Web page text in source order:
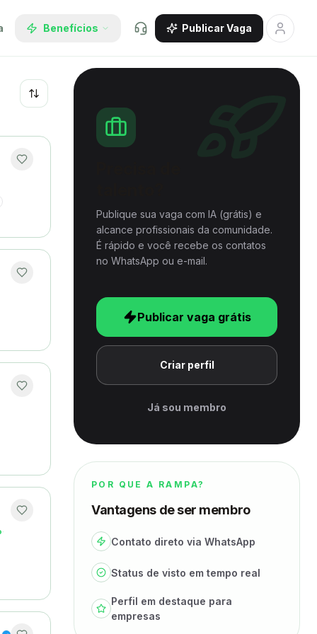
Benefícios Publicar Vaga
Recentes
·
Publique sua vaga com IA (grátis) e
alcance profissionais da comunidade.
É rápido e você recebe os contatos
no WhatsApp ou e-mail.
Publicar vaga grátis
Criar perfil
Já sou membro
POR QUE A RAMPA?
Vantagens de ser membro
Contato direto via WhatsApp
Status de visto em tempo real
Perfil em destaque para
empresas